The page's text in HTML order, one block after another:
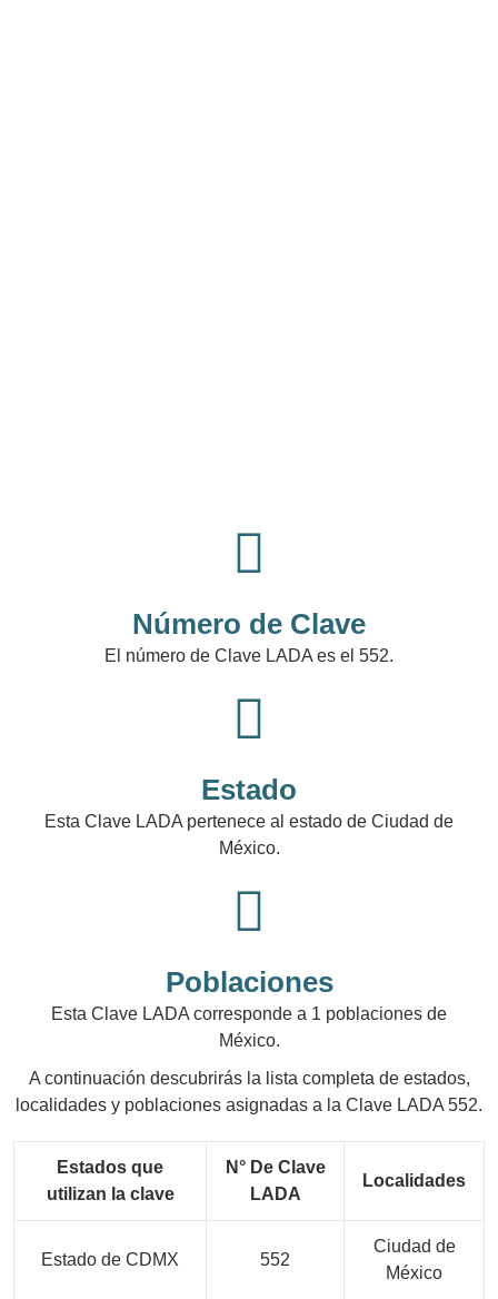
Número de Clave
El número de Clave LADA es el 552.
Estado
Esta Clave LADA pertenece al estado de Ciudad de
México.
Poblaciones
Esta Clave LADA corresponde a 1 poblaciones de
México.
A continuación descubrirás la lista completa de estados,
localidades y poblaciones asignadas a la Clave LADA 552.
Estados que
utilizan la clave
N° De Clave
LADA
Localidades
Estado de CDMX 552
Ciudad de
México